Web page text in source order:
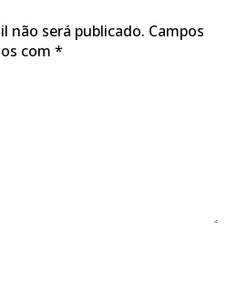
não será publicado. Campos
com *